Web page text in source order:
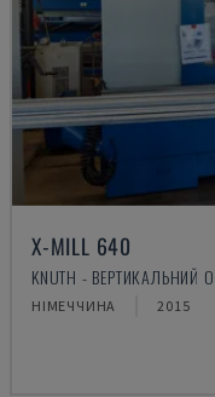
X-MILL 640
KNUTH - ВЕРТИКАЛЬНИЙ
НІМЕЧЧИНА 2015